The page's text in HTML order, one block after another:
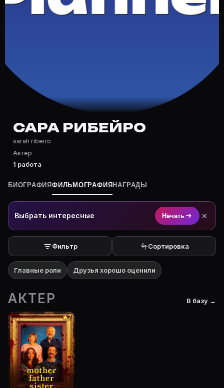
Частые вопросы о Сара Рибейро
Полный список — на Movie Planner: https://movie-
Кто такой(ая) Сара Рибейро?
Сара Рибейро — Актриса. Биография и роли на
Где открыть фильмографию Сара Рибейро?
На Movie Planner: https://movie-planner.ru/s/
САРА РИБЕЙРО
sarah ribeiro
Актер
1 работа
БИОГРАФИЯФИЛЬМОГРАФИЯ НАГРАДЫ
Выбрать интересные Начать ×
Фильтр Сортировка
Главные роли Друзья хорошо оценили
АКТЕР В базу →
7